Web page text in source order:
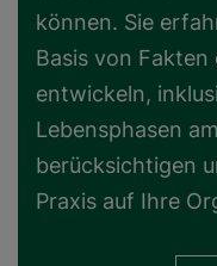
können. Sie
Basis von Fakten
entwickeln,
Lebensphasen
berücksichtigen
Praxis auf Ihre